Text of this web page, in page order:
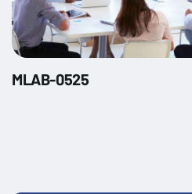
MLAB-0525